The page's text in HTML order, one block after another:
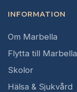
INFORMATION
Om Marbella
Flytta till Marbella
Skolor
Hälsa & Sjukvård